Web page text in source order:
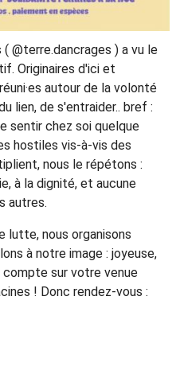
( @terre.dancrages ) a vu le
Originaires d'ici et
autour de la volonté
lien, de s'entraider.. bref :
sentir chez soi quelque
hostiles vis-à-vis des
nous le répétons :
à la dignité, et aucune
autres.
lutte, nous organisons
à notre image : joyeuse,
sur votre venue
! Donc rendez-vous :